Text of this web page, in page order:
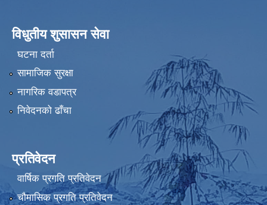
विधुतीय शुसासन सेवा
घटना दर्ता
सामाजिक सुरक्षा
नागरिक वडापत्र
निवेदनको ढाँचा
प्रतिवेदन
वार्षिक प्रगति प्रतिवेदन
चौमासिक प्रगति प्रतिवेदन